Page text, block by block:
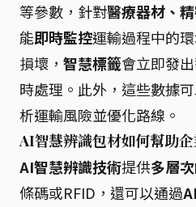
等參數，針對醫療器材、
能即時監控運輸過程中的
損壞， 智慧標籤會立即發
時處理。此外，這些數據
析運輸風險並優化路線。
AI智慧辨識包材如何幫助企
AI智慧辨識技術提供多層
條碼或RFID，還可以通過